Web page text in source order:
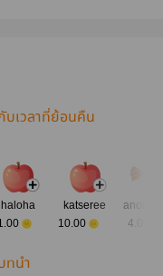
บเวลาที่ย้อนคืน
haloha
katseree
10.00
4.00
ทนำ